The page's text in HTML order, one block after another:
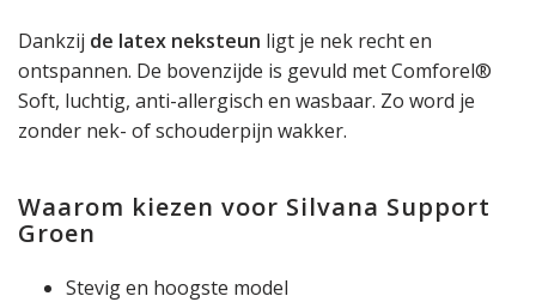
Dankzij de latex neksteun ligt je nek recht en
ontspannen. De bovenzijde is gevuld met Comforel®
Soft, luchtig, anti-allergisch en wasbaar. Zo word je
zonder nek- of schouderpijn wakker.
Waarom kiezen voor Silvana Support
Groen
Stevig en hoogste model